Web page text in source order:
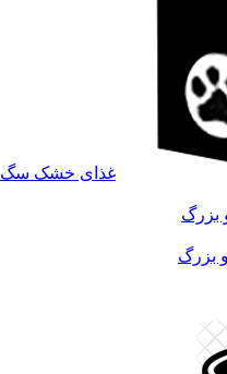
غذای خشک سگ
بزرگ
بزرگ